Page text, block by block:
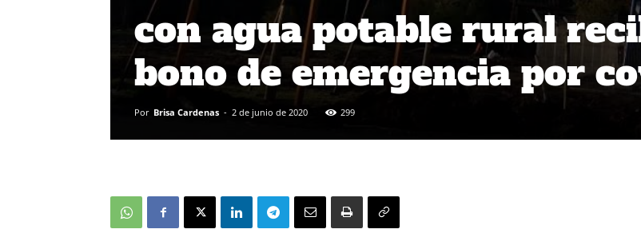
con agua potable rural
bono de emergencia por
Por Brisa Cardenas - 2 de junio de 2020 299